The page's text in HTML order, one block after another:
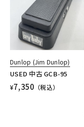
Dunlop (Jim Dunlop)
USED 中古 GCB-95
¥7,350 （税込）